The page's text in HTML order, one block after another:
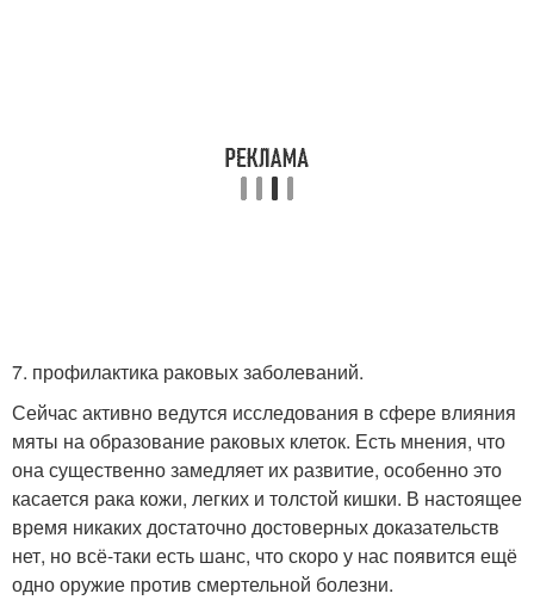
7. профилактика раковых заболеваний.
Сейчас активно ведутся исследования в сфере влияния
мяты на образование раковых клеток. Есть мнения, что
она существенно замедляет их развитие, особенно это
касается рака кожи, легких и толстой кишки. В настоящее
время никаких достаточно достоверных доказательств
нет, но всё-таки есть шанс, что скоро у нас появится ещё
одно оружие против смертельной болезни.